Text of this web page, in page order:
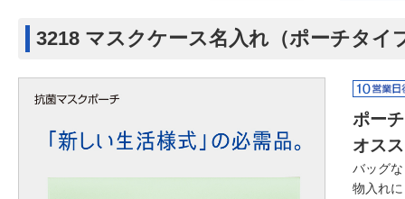
3218 マスクケース名入れ（ポーチタイ
ポー
オス
バッグ
物入れ